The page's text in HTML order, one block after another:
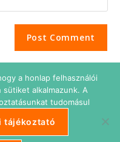
Süti beállítások
a honlap felhasználói
alkalmazunk. A
tudomásul
tájékoztató